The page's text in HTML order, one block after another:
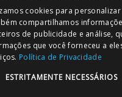
FORMAS DE
cookies para
compartilhamos
de publicidade e análise,
que você forneceu a
Política de Privacidade
ESTRITAMENTE NECESSÁRIOS